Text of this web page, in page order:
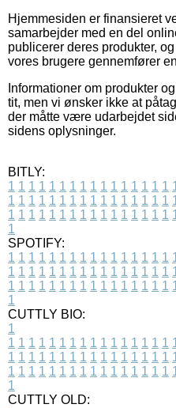
Hjemmesiden er finansieret
samarbejder med en del
publicerer deres produkter,
vores brugere gennemfører
Informationer om produkter
tit, men vi ønsker ikke at
der måtte være udarbejdet
sidens oplysninger.
BITLY:
1 1 1 1 1 1 1 1 1 1 1 1 1 1 1 1
1 1 1 1 1 1 1 1 1 1 1 1 1 1 1 1
1 1 1 1 1 1 1 1 1 1 1 1 1 1 1 1
1
SPOTIFY:
1 1 1 1 1 1 1 1 1 1 1 1 1 1 1 1
1 1 1 1 1 1 1 1 1 1 1 1 1 1 1 1
1 1 1 1 1 1 1 1 1 1 1 1 1 1 1 1
1
CUTTLY BIO:
1
1 1 1 1 1 1 1 1 1 1 1 1 1 1 1 1
1 1 1 1 1 1 1 1 1 1 1 1 1 1 1 1
1 1 1 1 1 1 1 1 1 1 1 1 1 1 1 1
1
CUTTLY OLD: